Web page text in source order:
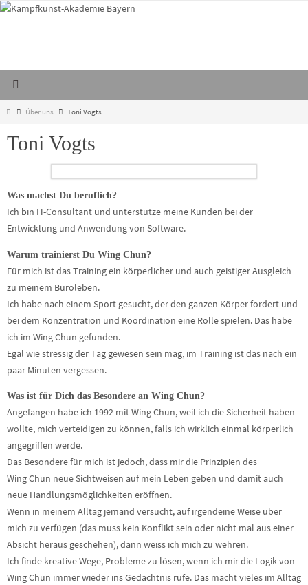
Zum
StartÜber uns Toni Vogts
Toni Vogts
Was machst Du beruflich?
Ich bin IT-Consultant und unterstütze meine Kunden bei der
Entwicklung und Anwendung von Software.
Warum trainierst Du Wing Chun?
Für mich ist das Training ein körperlicher und auch geistiger Ausgleich
zu meinem Büroleben.
Ich habe nach einem Sport gesucht, der den ganzen Körper fordert und
bei dem Konzentration und Koordination eine Rolle spielen. Das habe
ich im Wing Chun gefunden.
Egal wie stressig der Tag gewesen sein mag, im Training ist das nach ein
paar Minuten vergessen.
Was ist für Dich das Besondere an Wing Chun?
Angefangen habe ich 1992 mit Wing Chun, weil ich die Sicherheit haben
wollte, mich verteidigen zu können, falls ich wirklich einmal körperlich
angegriffen werde.
Das Besondere für mich ist jedoch, dass mir die Prinzipien des
Wing Chun neue Sichtweisen auf mein Leben geben und damit auch
neue Handlungsmöglichkeiten eröffnen.
Wenn in meinem Alltag jemand versucht, auf irgendeine Weise über
mich zu verfügen (das muss kein Konflikt sein oder nicht mal aus einer
Absicht heraus geschehen), dann weiss ich mich zu wehren.
Ich finde kreative Wege, Probleme zu lösen, wenn ich mir die Logik von
Wing Chun immer wieder ins Gedächtnis rufe. Das macht vieles im Alltag